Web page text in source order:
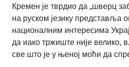
Кремен је тврдио да „шверц
на руском језику представља
националним интересима
да иако тржиште није велико,
све што је у њеној моћи да